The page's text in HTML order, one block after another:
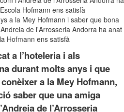
a la Mey Hofmann i saber que bona
de l'Arrosseria Andorra ha anat
Hofmann ens satisfà
a l’hoteleria i als
durant molts anys i que
a la Mey Hofmann,
saber que una amiga
de l’Arrosseria